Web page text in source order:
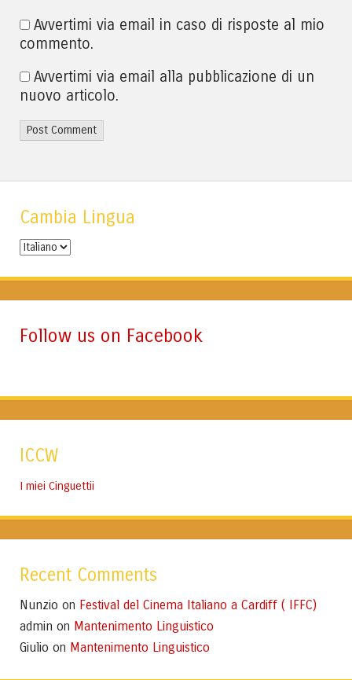
Avvertimi via email in caso di risposte al mio
commento.
Avvertimi via email alla pubblicazione di un
nuovo articolo.
Cambia Lingua
Cambia
Follow us on Facebook
ICCW
I miei Cinguettii
Recent Comments
Nunzio on Festival del Cinema Italiano a Cardiff ( IFFC)
admin on Mantenimento Linguistico
Giulio on Mantenimento Linguistico